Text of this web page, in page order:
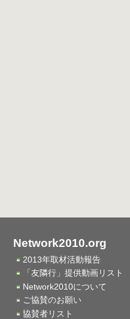
Network2010.org
2013年取材活動報告
「友隣行」提供動画リスト
Network2010について
ご協賛のお願い
協賛者リスト